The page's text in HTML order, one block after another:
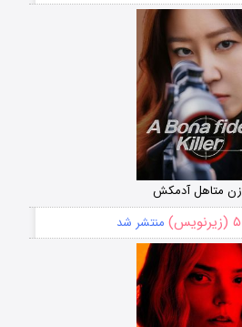
زن متاهل آدمکش
۵ (زیرنویس) منتشر شد